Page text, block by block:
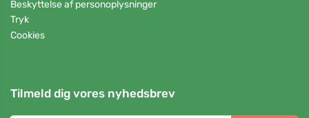
Beskyttelse af personoplysninger
Tryk
Cookies
Tilmeld dig vores nyhedsbrev